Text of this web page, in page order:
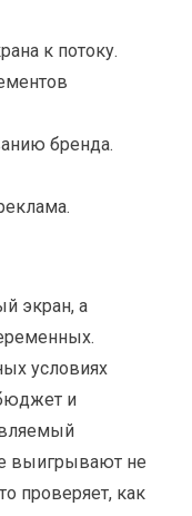
к потоку.
бренда.
экран, а
условиях
и
выигрывают не
проверяет, как